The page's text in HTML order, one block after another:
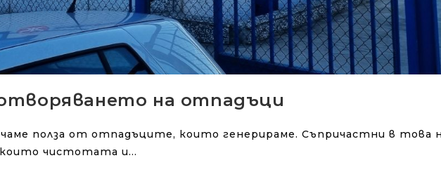
на отпадъци
полза от отпадъците, които генерираме. Съпричастни в това
които чистотата и…